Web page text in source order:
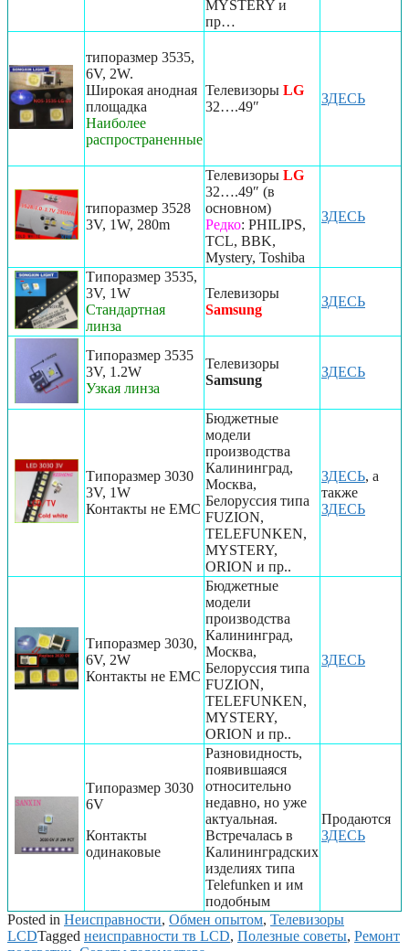
MYSTERY и
пр…
типоразмер 3535,
6V, 2W.
Широкая анодная
площадка
Наиболее
распространенные
Телевизоры LG
32….49″
ЗДЕСЬ
типоразмер 3528
3V, 1W, 280m
Телевизоры LG
32….49″ (в
основном)
Редко: PHILIPS,
TCL, BBK,
Mystery, Toshiba
ЗДЕСЬ
Типоразмер 3535,
3V, 1W
Стандартная
линза
Телевизоры
Samsung
ЗДЕСЬ
Типоразмер 3535
3V, 1.2W
Узкая линза
Телевизоры
Samsung
ЗДЕСЬ
Типоразмер 3030
3V, 1W
Контакты не EMC
Бюджетные
модели
производства
Калининград,
Москва,
Белоруссия типа
FUZION,
TELEFUNKEN,
MYSTERY,
ORION и пр..
ЗДЕСЬ, а
также
ЗДЕСЬ
Типоразмер 3030,
6V, 2W
Контакты не EMC
Бюджетные
модели
производства
Калининград,
Москва,
Белоруссия типа
FUZION,
TELEFUNKEN,
MYSTERY,
ORION и пр..
ЗДЕСЬ
Типоразмер 3030
6V
Контакты
одинаковые
Разновидность,
появившаяся
относительно
недавно, но уже
актуальная.
Встречалась в
Калининградских
изделиях типа
Telefunken и им
подобным
Продаются
ЗДЕСЬ
Posted in Неисправности, Обмен опытом, Телевизоры
LCDTagged неисправности тв LCD, Полезные советы, Ремонт